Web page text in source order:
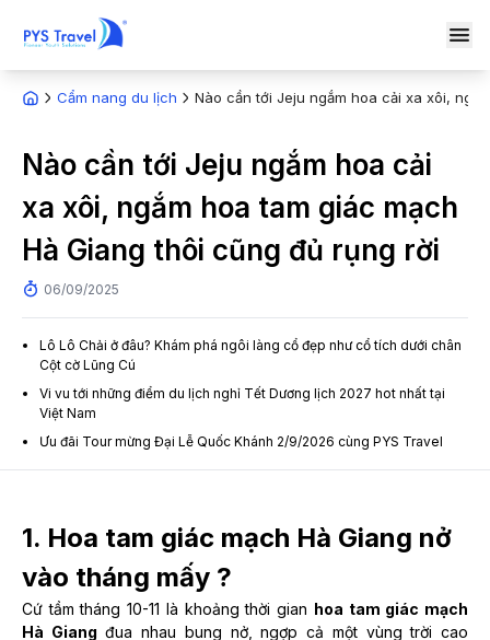
Cẩm nang du lịch Nào cần tới Jeju ngắm hoa cải xa xôi,
Nào cần tới Jeju ngắm hoa cải
xa xôi, ngắm hoa tam giác mạch
Hà Giang thôi cũng đủ rụng rời
06/09/2025
Lô Lô Chải ở đâu? Khám phá ngôi làng cổ đẹp như cổ tích dưới chân
Cột cờ Lũng Cú
Vi vu tới những điểm du lịch nghỉ Tết Dương lịch 2027 hot nhất tại
Việt Nam
Ưu đãi Tour mừng Đại Lễ Quốc Khánh 2/9/2026 cùng PYS Travel
1. Hoa tam giác mạch Hà Giang nở
vào tháng mấy ?
Cứ tầm tháng 10-11 là khoảng thời gian hoa tam giác mạch
Hà Giang đua nhau bung nở, ngợp cả một vùng trời cao